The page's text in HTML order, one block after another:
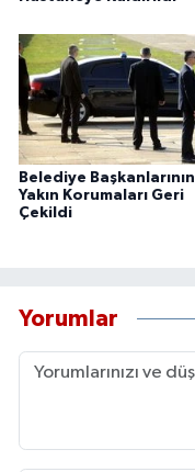
Belediye Başkanlarının
Yakın Korumaları Geri
Çekildi
Yorumlar